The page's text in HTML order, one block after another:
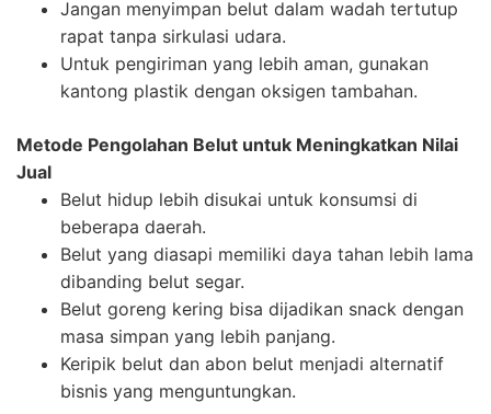
Jangan menyimpan belut dalam wadah tertutup
rapat tanpa sirkulasi udara.
Untuk pengiriman yang lebih aman, gunakan
kantong plastik dengan oksigen tambahan.
Metode Pengolahan Belut untuk Meningkatkan Nilai
Jual
Belut hidup lebih disukai untuk konsumsi di
beberapa daerah.
Belut yang diasapi memiliki daya tahan lebih lama
dibanding belut segar.
Belut goreng kering bisa dijadikan snack dengan
masa simpan yang lebih panjang.
Keripik belut dan abon belut menjadi alternatif
bisnis yang menguntungkan.